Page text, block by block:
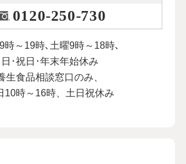
0120-250-730
時～19時､土曜9時～18時､
日･祝日･年末年始休み
生食品相談窓口のみ、
10時～16時、土日祝休み